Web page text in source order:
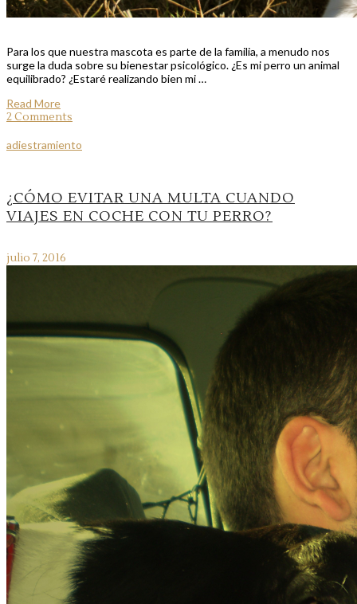
Para los que nuestra mascota es parte de la familia, a menudo nos
surge la duda sobre su bienestar psicológico. ¿Es mi perro un animal
equilibrado? ¿Estaré realizando bien mi …
Read More
2 Comments
adiestramiento
¿CÓMO EVITAR UNA MULTA CUANDO
VIAJES EN COCHE CON TU PERRO?
julio 7, 2016